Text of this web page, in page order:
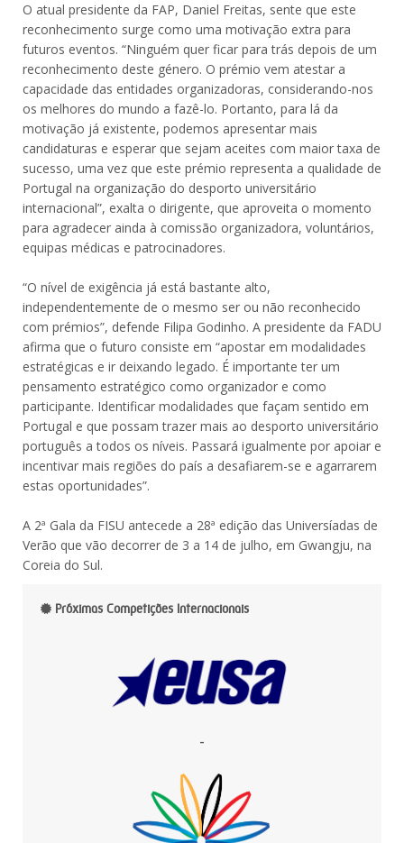
O atual presidente da FAP, Daniel Freitas, sente que este
reconhecimento surge como uma motivação extra para
futuros eventos. “Ninguém quer ficar para trás depois de um
reconhecimento deste género. O prémio vem atestar a
capacidade das entidades organizadoras, considerando-nos
os melhores do mundo a fazê-lo. Portanto, para lá da
motivação já existente, podemos apresentar mais
candidaturas e esperar que sejam aceites com maior taxa de
sucesso, uma vez que este prémio representa a qualidade de
Portugal na organização do desporto universitário
internacional”, exalta o dirigente, que aproveita o momento
para agradecer ainda à comissão organizadora, voluntários,
equipas médicas e patrocinadores.
“O nível de exigência já está bastante alto,
independentemente de o mesmo ser ou não reconhecido
com prémios”, defende Filipa Godinho. A presidente da FADU
afirma que o futuro consiste em “apostar em modalidades
estratégicas e ir deixando legado. É importante ter um
pensamento estratégico como organizador e como
participante. Identificar modalidades que façam sentido em
Portugal e que possam trazer mais ao desporto universitário
português a todos os níveis. Passará igualmente por apoiar e
incentivar mais regiões do país a desafiarem-se e agarrarem
estas oportunidades”.
A 2ª Gala da FISU antecede a 28ª edição das Universíadas de
Verão que vão decorrer de 3 a 14 de julho, em Gwangju, na
Coreia do Sul.
Próximas Competições Internacionais
-